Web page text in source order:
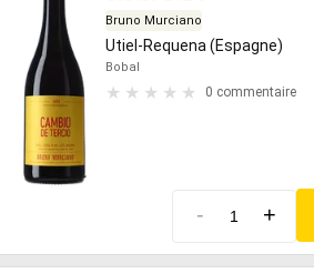
Bruno Murciano
Utiel-Requena (Espagne)
Bobal
0 commentaire
- +